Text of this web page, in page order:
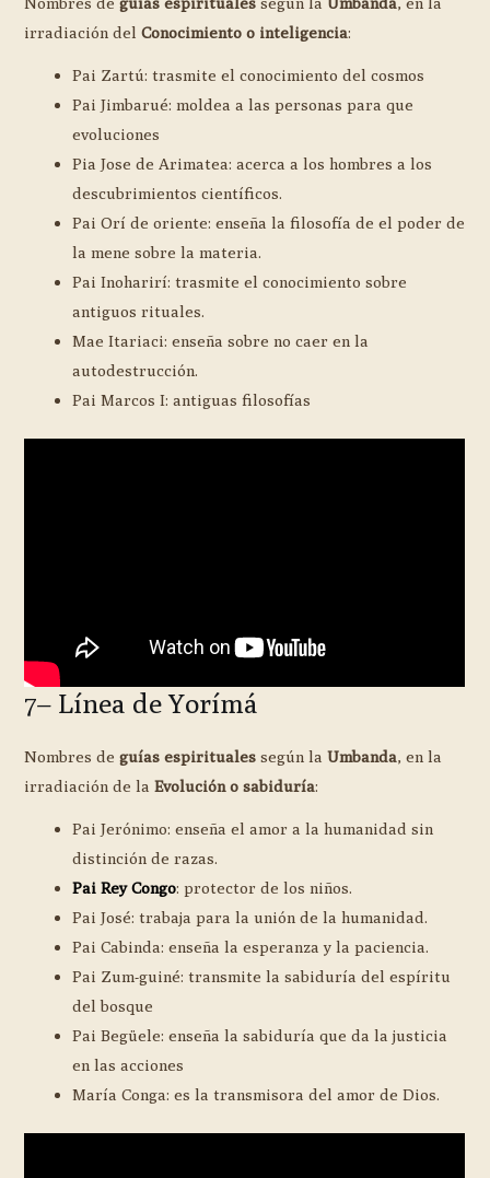
irradiación delConocimiento o inteligencia:
Pai Zartú: trasmite el conocimiento del cosmos
Pai Jimbarué: moldea a las personas para que
evoluciones
Pia Jose de Arimatea: acerca a los hombres a los
descubrimientos científicos.
Pai Orí de oriente: enseña la filosofía de el poder de
la mene sobre la materia.
Pai Inoharirí: trasmite el conocimiento sobre
antiguos rituales.
Mae Itariaci: enseña sobre no caer en la
autodestrucción.
Pai Marcos I: antiguas filosofías
7– Línea de Yorímá
Nombres deguías espirituales según laUmbanda, en la
irradiación de laEvolución o sabiduría:
Pai Jerónimo: enseña el amor a la humanidad sin
distinción de razas.
Pai Rey Congo: protector de los niños.
Pai José: trabaja para la unión de la humanidad.
Pai Cabinda: enseña la esperanza y la paciencia.
Pai Zum-guiné: transmite la sabiduría del espíritu
del bosque
Pai Begüele: enseña la sabiduría que da la justicia
en las acciones
María Conga: es la transmisora del amor de Dios.